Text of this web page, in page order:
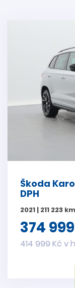
Škoda
DPH
2021 | 211 223 km
374
414 999 Kč v